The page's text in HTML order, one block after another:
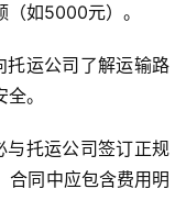
如5000元）。
托运公司了解运输路
。
与托运公司签订正规
合同中应包含费用明